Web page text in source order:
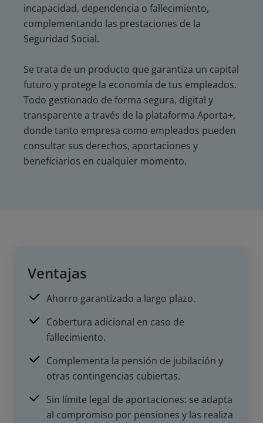
incapacidad, dependencia o fallecimiento,
complementando las prestaciones de la
Seguridad Social.
Se trata de un producto que garantiza un capital
futuro y protege la economía de tus empleados.
Todo gestionado de forma segura, digital y
transparente a través de la plataforma Aporta+,
donde tanto empresa como empleados pueden
consultar sus derechos, aportaciones y
beneficiarios en cualquier momento.
Ventajas
Ahorro garantizado a largo plazo.
Cobertura adicional en caso de
fallecimiento.
Complementa la pensión de jubilación y
otras contingencias cubiertas.
Sin límite legal de aportaciones: se adapta
al compromiso por pensiones y las realiza